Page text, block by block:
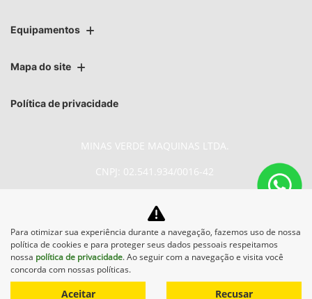
Equipamentos
Mapa do site
Política de privacidade
MINAS VERDE MAQUINAS LTDA.
CNPJ: 02.541.934/0016-42
No trânsito, enxergar o outro
salva vidas.
Para otimizar sua experiência durante a navegação, fazemos uso de nossa
política de cookies e para proteger seus dados pessoais respeitamos
nossa política de privacidade. Ao seguir com a navegação e visita você
concorda com nossas políticas.
Aceitar Recusar